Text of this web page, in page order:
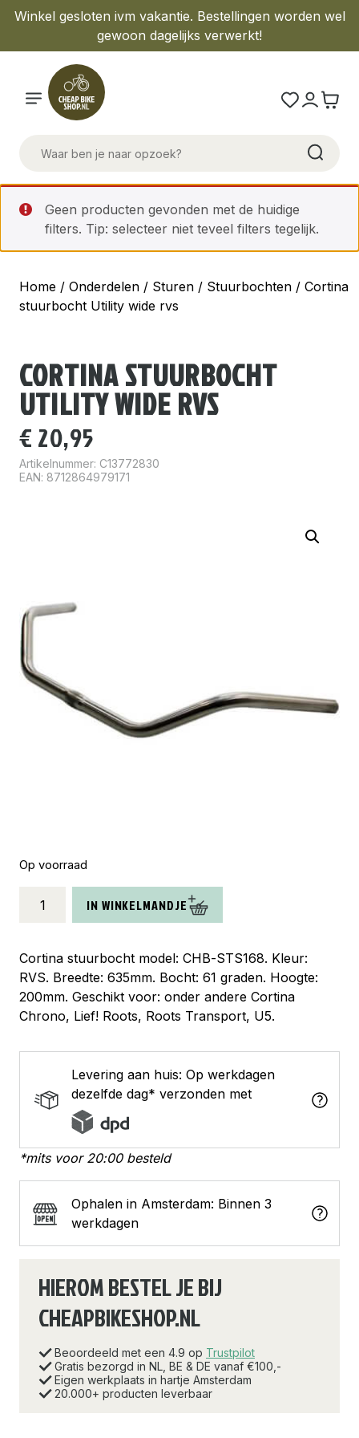
Winkel gesloten ivm vakantie. Bestellingen worden wel
gewoon dagelijks verwerkt!
Geen producten gevonden met de huidige
filters. Tip: selecteer niet teveel filters tegelijk.
Home / Onderdelen / Sturen / Stuurbochten / Cortina
stuurbocht Utility wide rvs
CORTINA STUURBOCHT
UTILITY WIDE RVS
€ 20,95
Artikelnummer: C13772830
EAN: 8712864979171
Op voorraad
stuurbocht
wide
rvs
aantal
IN WINKELMANDJE
Cortina stuurbocht model: CHB-STS168. Kleur:
RVS. Breedte: 635mm. Bocht: 61 graden. Hoogte:
200mm. Geschikt voor: onder andere Cortina
Chrono, Lief! Roots, Roots Transport, U5.
Levering aan huis: Op werkdagen
dezelfde dag* verzonden met
*mits voor 20:00 besteld
Ophalen in Amsterdam: Binnen 3
werkdagen
HIEROM BESTEL JE BIJ
CHEAPBIKESHOP.NL
Beoordeeld met een 4.9 op Trustpilot
Gratis bezorgd in NL, BE & DE vanaf €100,-
Eigen werkplaats in hartje Amsterdam
20.000+ producten leverbaar